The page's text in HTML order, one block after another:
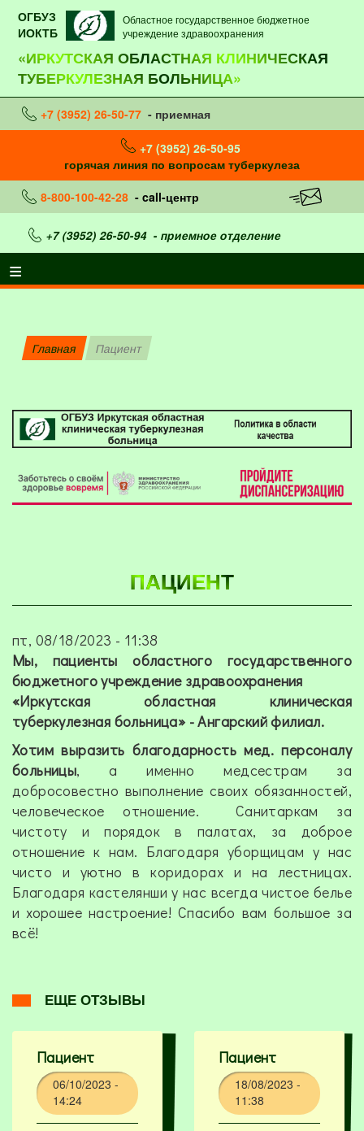
ОГБУЗ
ИОКТБ
Областное государственное бюджетное
учреждение здравоохранения
«ИРКУТСКАЯ ОБЛАСТНАЯ КЛИНИЧЕСКАЯ
ТУБЕРКУЛЕЗНАЯ БОЛЬНИЦА»
+7 (3952) 26-50-77 - приемная
+7 (3952) 26-50-95
горячая линия по вопросам туберкулеза
8-800-100-42-28 - call-центр
+7 (3952) 26-50-94- приемное отделение
Главная Пациент
ПАЦИЕНТ
пт, 08/18/2023 - 11:38
Мы, пациенты областного государственного
бюджетного учреждение здравоохранения
«Иркутская областная клиническая
туберкулезная больница» - Ангарский филиал.
Хотим выразить благодарность мед. персоналу
больницы, а именно медсестрам за
добросовестно выполнение своих обязанностей,
человеческое отношение. Санитаркам за
чистоту и порядок в палатах, за доброе
отношение к нам. Благодаря уборщицам у нас
чисто и уютно в коридорах и на лестницах.
Благодаря кастелянши у нас всегда чистое белье
и хорошее настроение! Спасибо вам большое за
всё!
ЕЩЕ ОТЗЫВЫ
Пациент
06/10/2023 -
14:24
Пациент
18/08/2023 -
11:38